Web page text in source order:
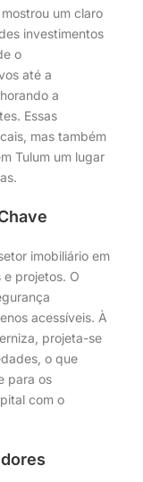
um claro
investimentos
o
até a
a
Essas
mas também
Tulum um lugar
imobiliário em
projetos. O
acessíveis. À
projeta-se
o que
para os
com o